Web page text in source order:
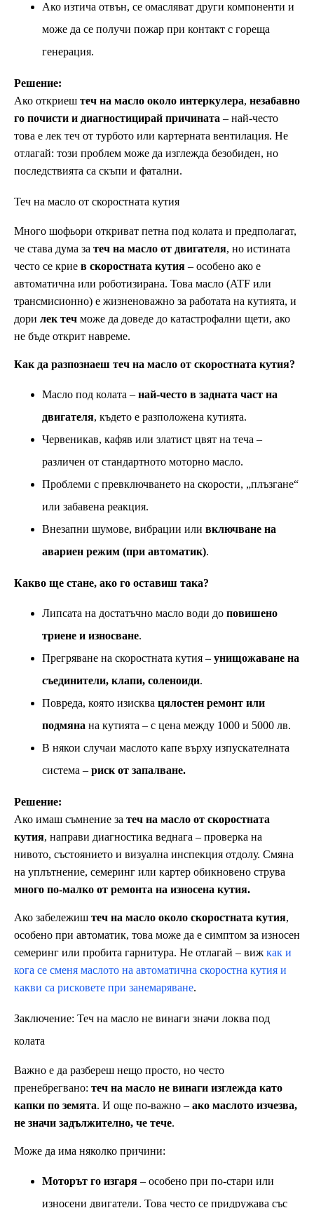
Ако изтича отвън, се омасляват други компоненти и
може да се получи пожар при контакт с гореща
генерация.
Решение:
Ако откриеш теч на масло около интеркулера, незабавно
го почисти и диагностицирай причината – най-често
това е лек теч от турбото или картерната вентилация. Не
отлагай: този проблем може да изглежда безобиден, но
последствията са скъпи и фатални.
Теч на масло от скоростната кутия
Много шофьори откриват петна под колата и предполагат,
че става дума за теч на масло от двигателя, но истината
често се крие в скоростната кутия – особено ако е
автоматична или роботизирана. Това масло (ATF или
трансмисионно) е жизненоважно за работата на кутията, и
дори лек теч може да доведе до катастрофални щети, ако
не бъде открит навреме.
Как да разпознаеш теч на масло от скоростната кутия?
Масло под колата – най-често в задната част на
двигателя, където е разположена кутията.
Червеникав, кафяв или златист цвят на теча –
различен от стандартното моторно масло.
Проблеми с превключването на скорости, „плъзгане“
или забавена реакция.
Внезапни шумове, вибрации или включване на
авариен режим (при автоматик).
Какво ще стане, ако го оставиш така?
Липсата на достатъчно масло води до повишено
триене и износване.
Прегряване на скоростната кутия – унищожаване на
съединители, клапи, соленоиди.
Повреда, която изисква цялостен ремонт или
подмяна на кутията – с цена между 1000 и 5000 лв.
В някои случаи маслото капе върху изпускателната
система – риск от запалване.
Решение:
Ако имаш съмнение за теч на масло от скоростната
кутия, направи диагностика веднага – проверка на
нивото, състоянието и визуална инспекция отдолу. Смяна
на уплътнение, семеринг или картер обикновено струва
много по-малко от ремонта на износена кутия.
Ако забележиш теч на масло около скоростната кутия,
особено при автоматик, това може да е симптом за износен
семеринг или пробита гарнитура. Не отлагай – виж как и
кога се сменя маслото на автоматична скоростна кутия и
какви са рисковете при занемаряване.
Заключение: Теч на масло не винаги значи локва под
колата
Важно е да разбереш нещо просто, но често
пренебрегвано: теч на масло не винаги изглежда като
капки по земята. И още по-важно – ако маслото изчезва,
не значи задължително, че тече.
Може да има няколко причини:
Моторът го изгаря – особено при по-стари или
износени двигатели. Това често се придружава със